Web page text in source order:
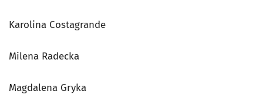
Karolina Costagrande
Milena Radecka
Magdalena Gryka